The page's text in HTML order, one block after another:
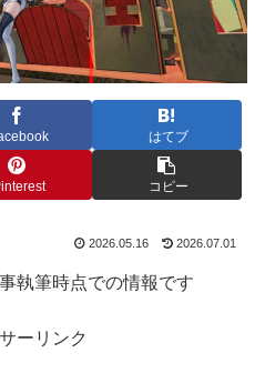
はてブ
コピー
2026.05.16 2026.07.01
執筆時点での情報です
ーリンク